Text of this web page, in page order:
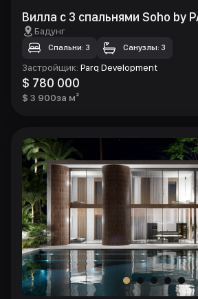
Вилла с 3 спальнями Soho by
Бадунг
Спальни: 3 Санузлы: 3
Застройщик: Parq Development
$ 780 000
$ 3 900за м²